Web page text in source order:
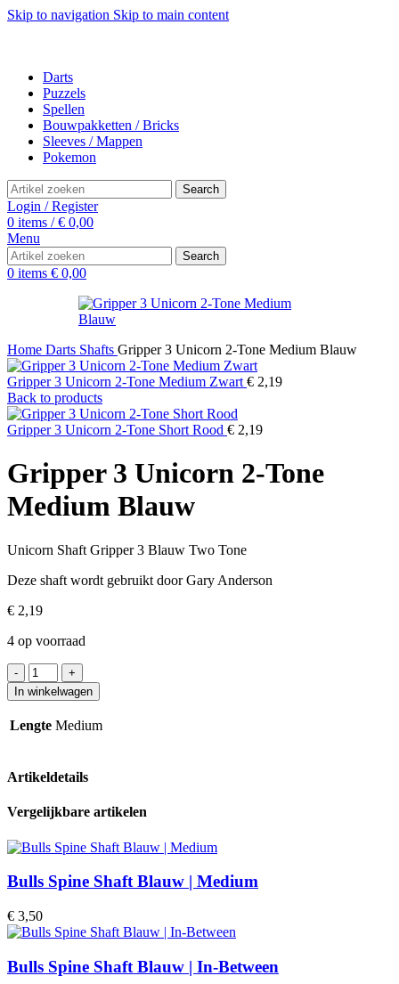
Skip to navigation Skip to main content
Darts
Puzzels
Spellen
Bouwpakketten / Bricks
Sleeves / Mappen
Pokemon
Search
Login / Register
0 items / € 0,00
Menu
Search
0 items € 0,00
Home Darts Shafts Gripper 3 Unicorn 2-Tone Medium Blauw
Gripper 3 Unicorn 2-Tone Medium Zwart € 2,19
Back to products
Gripper 3 Unicorn 2-Tone Short Rood € 2,19
Gripper 3 Unicorn 2-Tone
Medium Blauw
Unicorn Shaft Gripper 3 Blauw Two Tone
Deze shaft wordt gebruikt door Gary Anderson
€ 2,19
4 op voorraad
Gripper
3
Unicorn
Tone
aantal
In winkelwagen
Lengte Medium
Artikeldetails
Vergelijkbare artikelen
Bulls Spine Shaft Blauw | Medium
€ 3,50
Bulls Spine Shaft Blauw | In-Between